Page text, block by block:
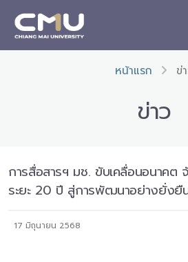
หน้าแรก ข่
ข่าว
การสื่อสารฯ มช. ขับเคลื่อนอนาคต
ระยะ 20 ปี สู่การพัฒนาอย่างยั่งยื
17 มิถุนายน 2568